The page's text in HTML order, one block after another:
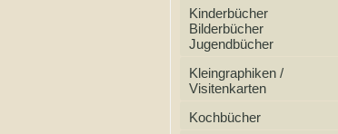
Kinderbücher
Bilderbücher
Jugendbücher
Kleingraphiken /
Visitenkarten
Kochbücher